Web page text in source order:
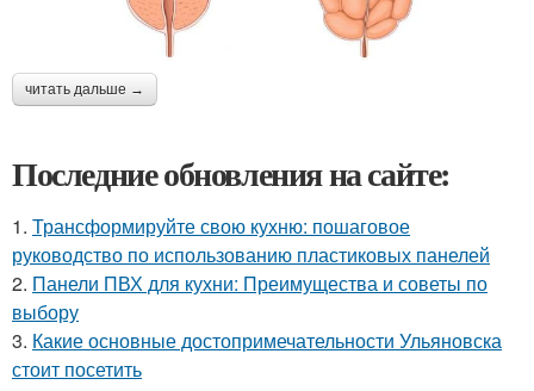
читать дальше →
Последние обновления на сайте:
1. Трансформируйте свою кухню: пошаговое
руководство по использованию пластиковых панелей
2. Панели ПВХ для кухни: Преимущества и советы по
выбору
3. Какие основные достопримечательности Ульяновска
стоит посетить